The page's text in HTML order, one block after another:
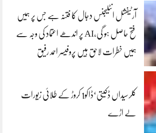
آرٹیفشل انٹلیجنس دجال کا فتنہ ہے جس پر ہمیں
فتح حاصل ہو گی،AI پر اندھے اعتماد کی وجہ سے
ہمیں خطرات لاحق ہیں پروفیسر احمد رفیق
کلرسیداں ڈکیتی‘ڈاکو1 کروڑ کے طلائی زیورات
لے اڑے